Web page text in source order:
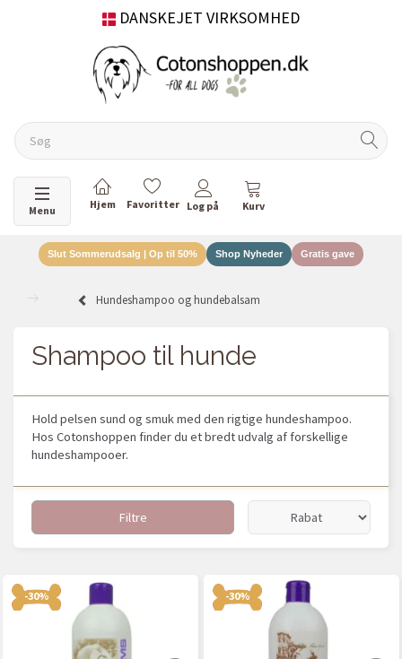
Skifte navigation
Menu
Slut Sommerudsalg | Op til 50% Shop Nyheder Gratis gave
Hundeshampoo og hundebalsam
Shampoo til hunde
Hold pelsen sund og smuk med den rigtige hundeshampoo.
Hos Cotonshoppen finder du et bredt udvalg af forskellige
hundeshampooer.
Filtre
-30% -30%